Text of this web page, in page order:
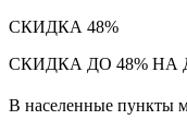
СКИДКА 48%
СКИДКА ДО 48%
В населенные пункты